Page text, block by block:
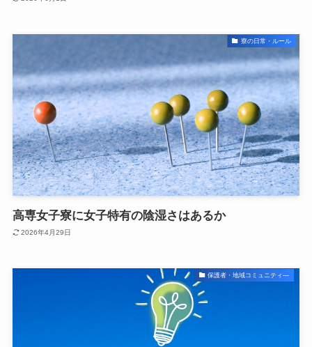
寮の日常・ルール
高専女子寮に女子特有の陰湿さはあるか
2026年4月29日
保護者・地域コミュニティ―